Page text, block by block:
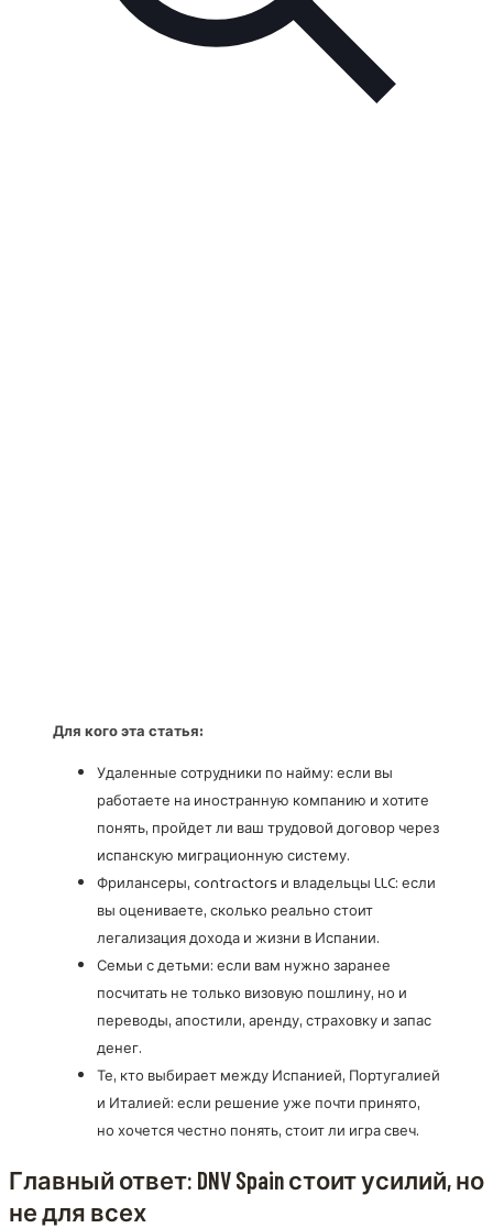
Для кого эта статья:
Удаленные сотрудники по найму: если вы
работаете на иностранную компанию и хотите
понять, пройдет ли ваш трудовой договор через
испанскую миграционную систему.
Фрилансеры, contractors и владельцы LLC: если
вы оцениваете, сколько реально стоит
легализация дохода и жизни в Испании.
Семьи с детьми: если вам нужно заранее
посчитать не только визовую пошлину, но и
переводы, апостили, аренду, страховку и запас
денег.
Те, кто выбирает между Испанией, Португалией
и Италией: если решение уже почти принято,
но хочется честно понять, стоит ли игра свеч.
Главный ответ: DNV Spain стоит усилий, но
не для всех